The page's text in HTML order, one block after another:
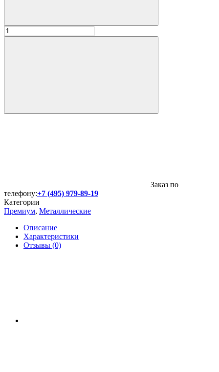
Заказ по
телефону:+7 (495) 979-89-19
Категории
Премиум, Металлические
Описание
Характеристики
Отзывы (0)